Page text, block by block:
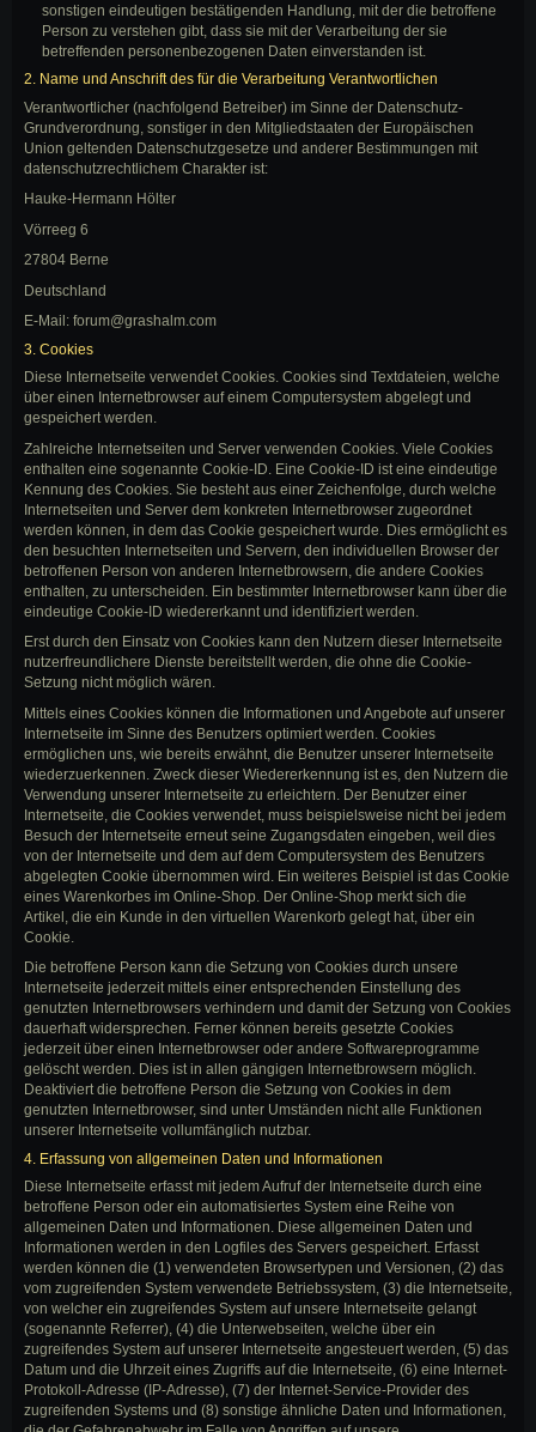
sonstigen eindeutigen bestätigenden Handlung, mit der die betroffene
Person zu verstehen gibt, dass sie mit der Verarbeitung der sie
betreffenden personenbezogenen Daten einverstanden ist.
2. Name und Anschrift des für die Verarbeitung Verantwortlichen
Verantwortlicher (nachfolgend Betreiber) im Sinne der Datenschutz-
Grundverordnung, sonstiger in den Mitgliedstaaten der Europäischen
Union geltenden Datenschutzgesetze und anderer Bestimmungen mit
datenschutzrechtlichem Charakter ist:
Hauke-Hermann Hölter
Vörreeg 6
27804 Berne
Deutschland
E-Mail: forum@grashalm.com
3. Cookies
Diese Internetseite verwendet Cookies. Cookies sind Textdateien, welche
über einen Internetbrowser auf einem Computersystem abgelegt und
gespeichert werden.
Zahlreiche Internetseiten und Server verwenden Cookies. Viele Cookies
enthalten eine sogenannte Cookie-ID. Eine Cookie-ID ist eine eindeutige
Kennung des Cookies. Sie besteht aus einer Zeichenfolge, durch welche
Internetseiten und Server dem konkreten Internetbrowser zugeordnet
werden können, in dem das Cookie gespeichert wurde. Dies ermöglicht es
den besuchten Internetseiten und Servern, den individuellen Browser der
betroffenen Person von anderen Internetbrowsern, die andere Cookies
enthalten, zu unterscheiden. Ein bestimmter Internetbrowser kann über die
eindeutige Cookie-ID wiedererkannt und identifiziert werden.
Erst durch den Einsatz von Cookies kann den Nutzern dieser Internetseite
nutzerfreundlichere Dienste bereitstellt werden, die ohne die Cookie-
Setzung nicht möglich wären.
Mittels eines Cookies können die Informationen und Angebote auf unserer
Internetseite im Sinne des Benutzers optimiert werden. Cookies
ermöglichen uns, wie bereits erwähnt, die Benutzer unserer Internetseite
wiederzuerkennen. Zweck dieser Wiedererkennung ist es, den Nutzern die
Verwendung unserer Internetseite zu erleichtern. Der Benutzer einer
Internetseite, die Cookies verwendet, muss beispielsweise nicht bei jedem
Besuch der Internetseite erneut seine Zugangsdaten eingeben, weil dies
von der Internetseite und dem auf dem Computersystem des Benutzers
abgelegten Cookie übernommen wird. Ein weiteres Beispiel ist das Cookie
eines Warenkorbes im Online-Shop. Der Online-Shop merkt sich die
Artikel, die ein Kunde in den virtuellen Warenkorb gelegt hat, über ein
Cookie.
Die betroffene Person kann die Setzung von Cookies durch unsere
Internetseite jederzeit mittels einer entsprechenden Einstellung des
genutzten Internetbrowsers verhindern und damit der Setzung von Cookies
dauerhaft widersprechen. Ferner können bereits gesetzte Cookies
jederzeit über einen Internetbrowser oder andere Softwareprogramme
gelöscht werden. Dies ist in allen gängigen Internetbrowsern möglich.
Deaktiviert die betroffene Person die Setzung von Cookies in dem
genutzten Internetbrowser, sind unter Umständen nicht alle Funktionen
unserer Internetseite vollumfänglich nutzbar.
4. Erfassung von allgemeinen Daten und Informationen
Diese Internetseite erfasst mit jedem Aufruf der Internetseite durch eine
betroffene Person oder ein automatisiertes System eine Reihe von
allgemeinen Daten und Informationen. Diese allgemeinen Daten und
Informationen werden in den Logfiles des Servers gespeichert. Erfasst
werden können die (1) verwendeten Browsertypen und Versionen, (2) das
vom zugreifenden System verwendete Betriebssystem, (3) die Internetseite,
von welcher ein zugreifendes System auf unsere Internetseite gelangt
(sogenannte Referrer), (4) die Unterwebseiten, welche über ein
zugreifendes System auf unserer Internetseite angesteuert werden, (5) das
Datum und die Uhrzeit eines Zugriffs auf die Internetseite, (6) eine Internet-
Protokoll-Adresse (IP-Adresse), (7) der Internet-Service-Provider des
zugreifenden Systems und (8) sonstige ähnliche Daten und Informationen,